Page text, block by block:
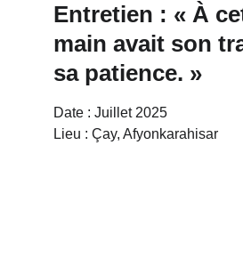
Entretien : « À
main avait son
sa patience. »
Date : Juillet 2025
Lieu : Çay, Afyonkarahisar